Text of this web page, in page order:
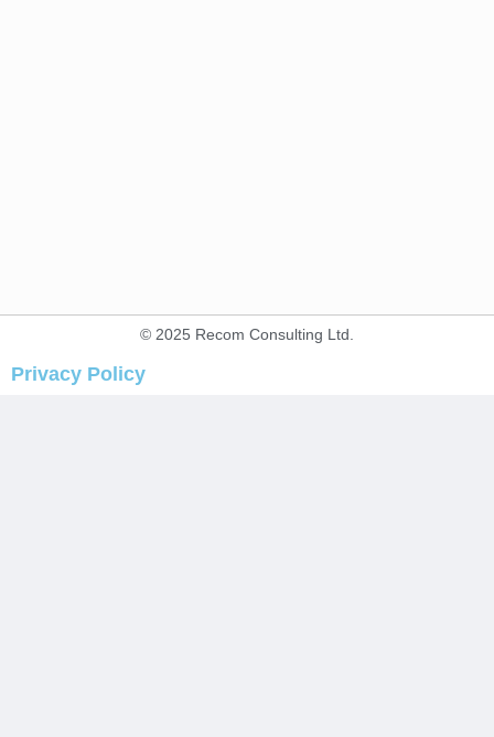
© 2025 Recom Consulting Ltd.
Privacy Policy